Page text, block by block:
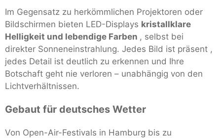
Im Gegensatz zu herkömmlichen Projektoren oder
Bildschirmen bieten LED-Displays kristallklare
Helligkeit und lebendige Farben , selbst bei
direkter Sonneneinstrahlung. Jedes Bild ist präsent ,
jedes Detail ist deutlich zu erkennen und Ihre
Botschaft geht nie verloren – unabhängig von den
Lichtverhältnissen.
Gebaut für deutsches Wetter
Von Open-Air-Festivals in Hamburg bis zu